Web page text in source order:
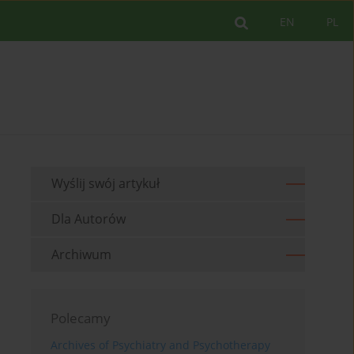
PL
EN
Wyślij swój artykuł
Dla Autorów
Archiwum
Polecamy
Archives of Psychiatry and Psychotherapy